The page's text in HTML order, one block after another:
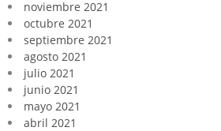
noviembre 2021
octubre 2021
septiembre 2021
agosto 2021
julio 2021
junio 2021
mayo 2021
abril 2021